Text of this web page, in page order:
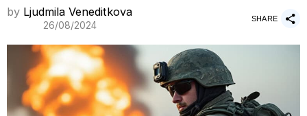
by Ljudmila Veneditkova
26/08/2024
SHARE